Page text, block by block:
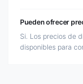
Pueden ofrecer
Si. Los precios de
disponibles para